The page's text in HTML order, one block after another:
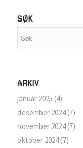
SØK
ARKIV
januar 2025 (4)
desember 2024(7)
november 2024(7)
oktober 2024(7)